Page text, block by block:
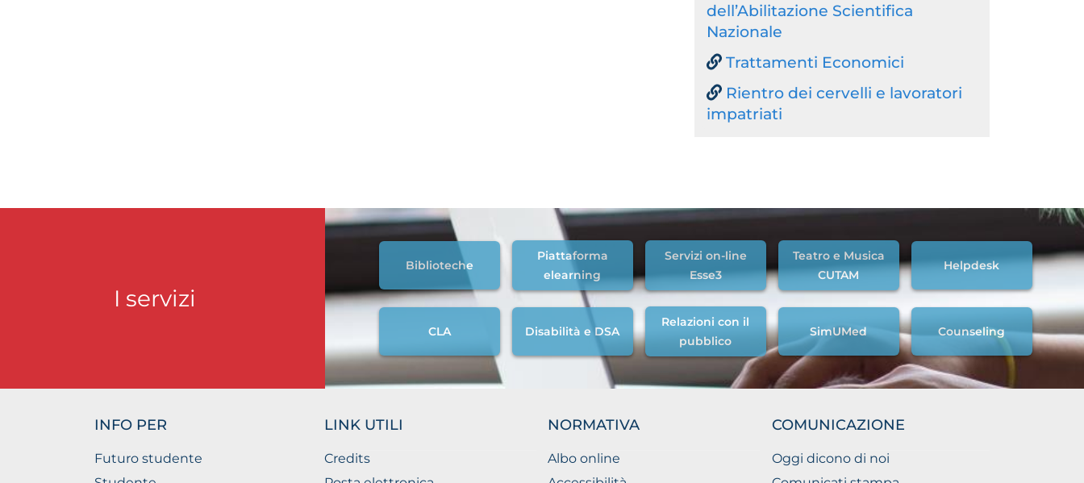
dell’Abilitazione Scientifica
Nazionale
Trattamenti Economici
Rientro dei cervelli e lavoratori
impatriati
I servizi
Biblioteche
Piattaforma
elearning
Servizi on-line
Esse3
Teatro e Musica
CUTAM
Helpdesk
CLA Disabilità e DSA
Relazioni con il
pubblico
SimUMed Counseling
INFO PER
Futuro studente
LINK UTILI
Credits
NORMATIVA
Albo online
COMUNICAZIONE
Oggi dicono di noi